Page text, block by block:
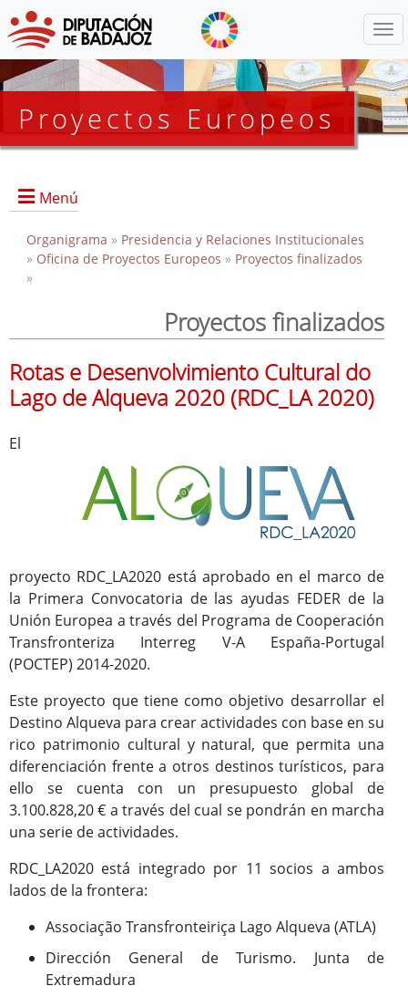
Proyectos Europeos
Menú
Inicio
Proyectos Finalizados
EDUSI
Importante
Jornadas
Áreas Urbanas Funcionales
Documentos
Organigrama » Presidencia y Relaciones Institucionales
» Oficina de Proyectos Europeos » Proyectos finalizados
»
Proyectos finalizados
Rotas e Desenvolvimiento Cultural do
Lago de Alqueva 2020 (RDC_LA 2020)
El
proyecto RDC_LA2020 está aprobado en el marco de
la Primera Convocatoria de las ayudas FEDER de la
Unión Europea a través del Programa de Cooperación
Transfronteriza Interreg V-A España-Portugal
(POCTEP) 2014-2020.
Este proyecto que tiene como objetivo desarrollar el
Destino Alqueva para crear actividades con base en su
rico patrimonio cultural y natural, que permita una
diferenciación frente a otros destinos turísticos, para
ello se cuenta con un presupuesto global de
3.100.828,20 € a través del cual se pondrán en marcha
una serie de actividades.
RDC_LA2020 está integrado por 11 socios a ambos
lados de la frontera:
Associação Transfronteiriça Lago Alqueva (ATLA)
Dirección General de Turismo. Junta de
Extremadura